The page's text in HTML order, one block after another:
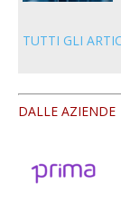
TUTTI GLI
DALLE AZIENDE